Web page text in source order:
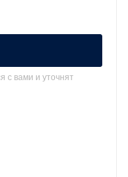
с вами и уточнят